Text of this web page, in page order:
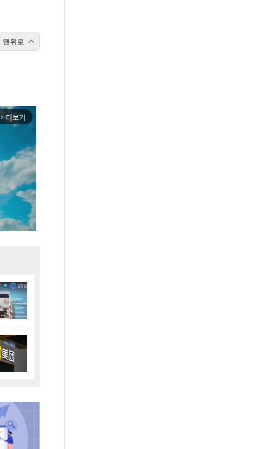
맨위로
arrow_forward_ios 더보기